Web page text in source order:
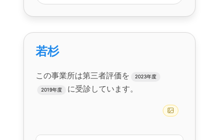
若杉
この事業所は第三者評価を 2023年度
2019年度 に受診しています。